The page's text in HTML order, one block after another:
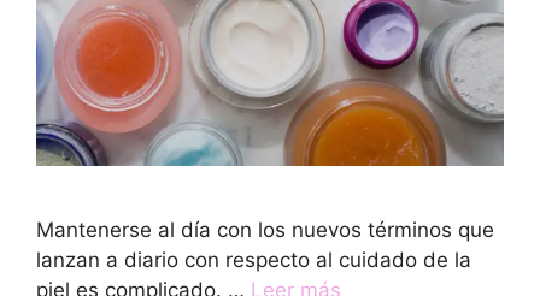
Mantenerse al día con los nuevos términos que
lanzan a diario con respecto al cuidado de la
piel es complicado. … Leer más